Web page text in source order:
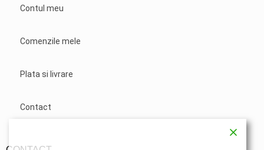
Contul meu
Comenzile mele
Plata si livrare
Contact